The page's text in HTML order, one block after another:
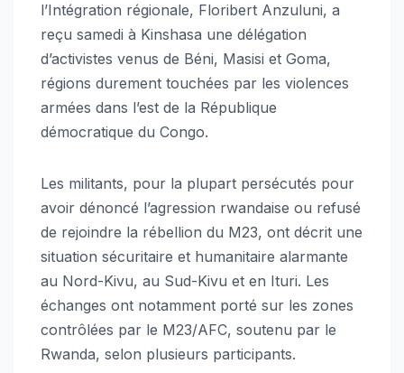
l’Intégration régionale, Floribert Anzuluni, a
reçu samedi à Kinshasa une délégation
d’activistes venus de Béni, Masisi et Goma,
régions durement touchées par les violences
armées dans l’est de la République
démocratique du Congo.
Les militants, pour la plupart persécutés pour
avoir dénoncé l’agression rwandaise ou refusé
de rejoindre la rébellion du M23, ont décrit une
situation sécuritaire et humanitaire alarmante
au Nord-Kivu, au Sud-Kivu et en Ituri. Les
échanges ont notamment porté sur les zones
contrôlées par le M23/AFC, soutenu par le
Rwanda, selon plusieurs participants.